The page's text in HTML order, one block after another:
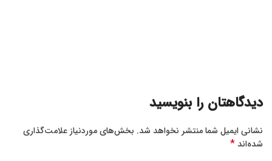
دیدگاهتان را بنویسید
نشانی ایمیل شما منتشر نخواهد شد. بخش‌های موردنیاز علامت‌گذاری
شده‌اند*